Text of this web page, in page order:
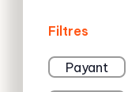
Filtres
Payant